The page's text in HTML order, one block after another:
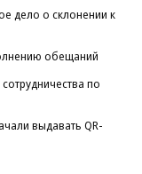
дело о склонении к
обещаний
по
выдавать QR-